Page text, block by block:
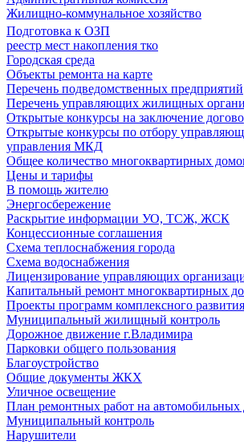
Жилищно-коммунальное хозяйство
Подготовка к ОЗП
реестр мест накопления тко
Городская среда
Объекты ремонта на карте
Перечень подведомственных предприятий
Перечень управляющих жилищных
Открытые конкурсы на заключение
Открытые конкурсы по отбору
управления МКД
Общее количество многоквартирных
Цены и тарифы
В помощь жителю
Энергосбережение
Раскрытие информации УО, ТСЖ, ЖСК
Концессионные соглашения
Схема теплоснабжения города
Схема водоснабжения
Лицензирование управляющих
Капитальный ремонт многоквартирных
Проекты программ комплексного развития
Муниципальный жилищный контроль
Дорожное движение г.Владимира
Парковки общего пользования
Благоустройство
Общие документы ЖКХ
Уличное освещение
План ремонтных работ на автомобильных
Муниципальный контроль
Нарушители